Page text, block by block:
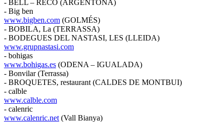
- BELL – RECÓ (ARGENTONA)
- Big ben
www.bigben.com (GOLMÉS)
- BOBILA, La (TERRASSA)
- BODEGUES DEL NASTASI, LES (LLEIDA)
www.grupnastasi.com
- bohigas
www.bohigas.es (ODENA – IGUALADA)
- Bonvilar (Terrassa)
- BROQUETES, restaurant (CALDES DE MONTBUI)
- calble
www.calble.com
- calenric
www.calenric.net (Vall Bianya)